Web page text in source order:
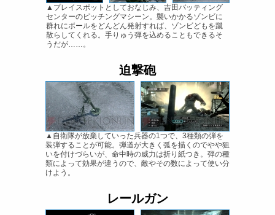
▲プレイスポットとしておなじみ、吉田バッティング
センターのピッチングマシーン。襲いかかるゾンビに
群れにボールをどんどん発射すれば、ゾンビどもを蹴
散らしてくれる。手りゅう弾を込めることもできるそ
うだが……。
迫撃砲
▲自衛隊が放棄していった兵器の1つで、3種類の弾を
装弾することが可能。弾道が大きく弧を描くのでやや狙
いを付けづらいが、命中時の威力は折り紙つき。弾の種
類によって効果が違うので、敵やその数によって使い分
けよう。
レールガン